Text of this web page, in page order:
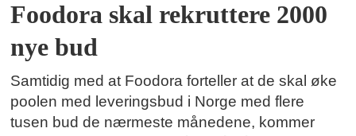
Foodora skal rekruttere 2000
nye bud
Samtidig med at Foodora forteller at de skal øke
poolen med leveringsbud i Norge med flere
tusen bud de nærmeste månedene, kommer